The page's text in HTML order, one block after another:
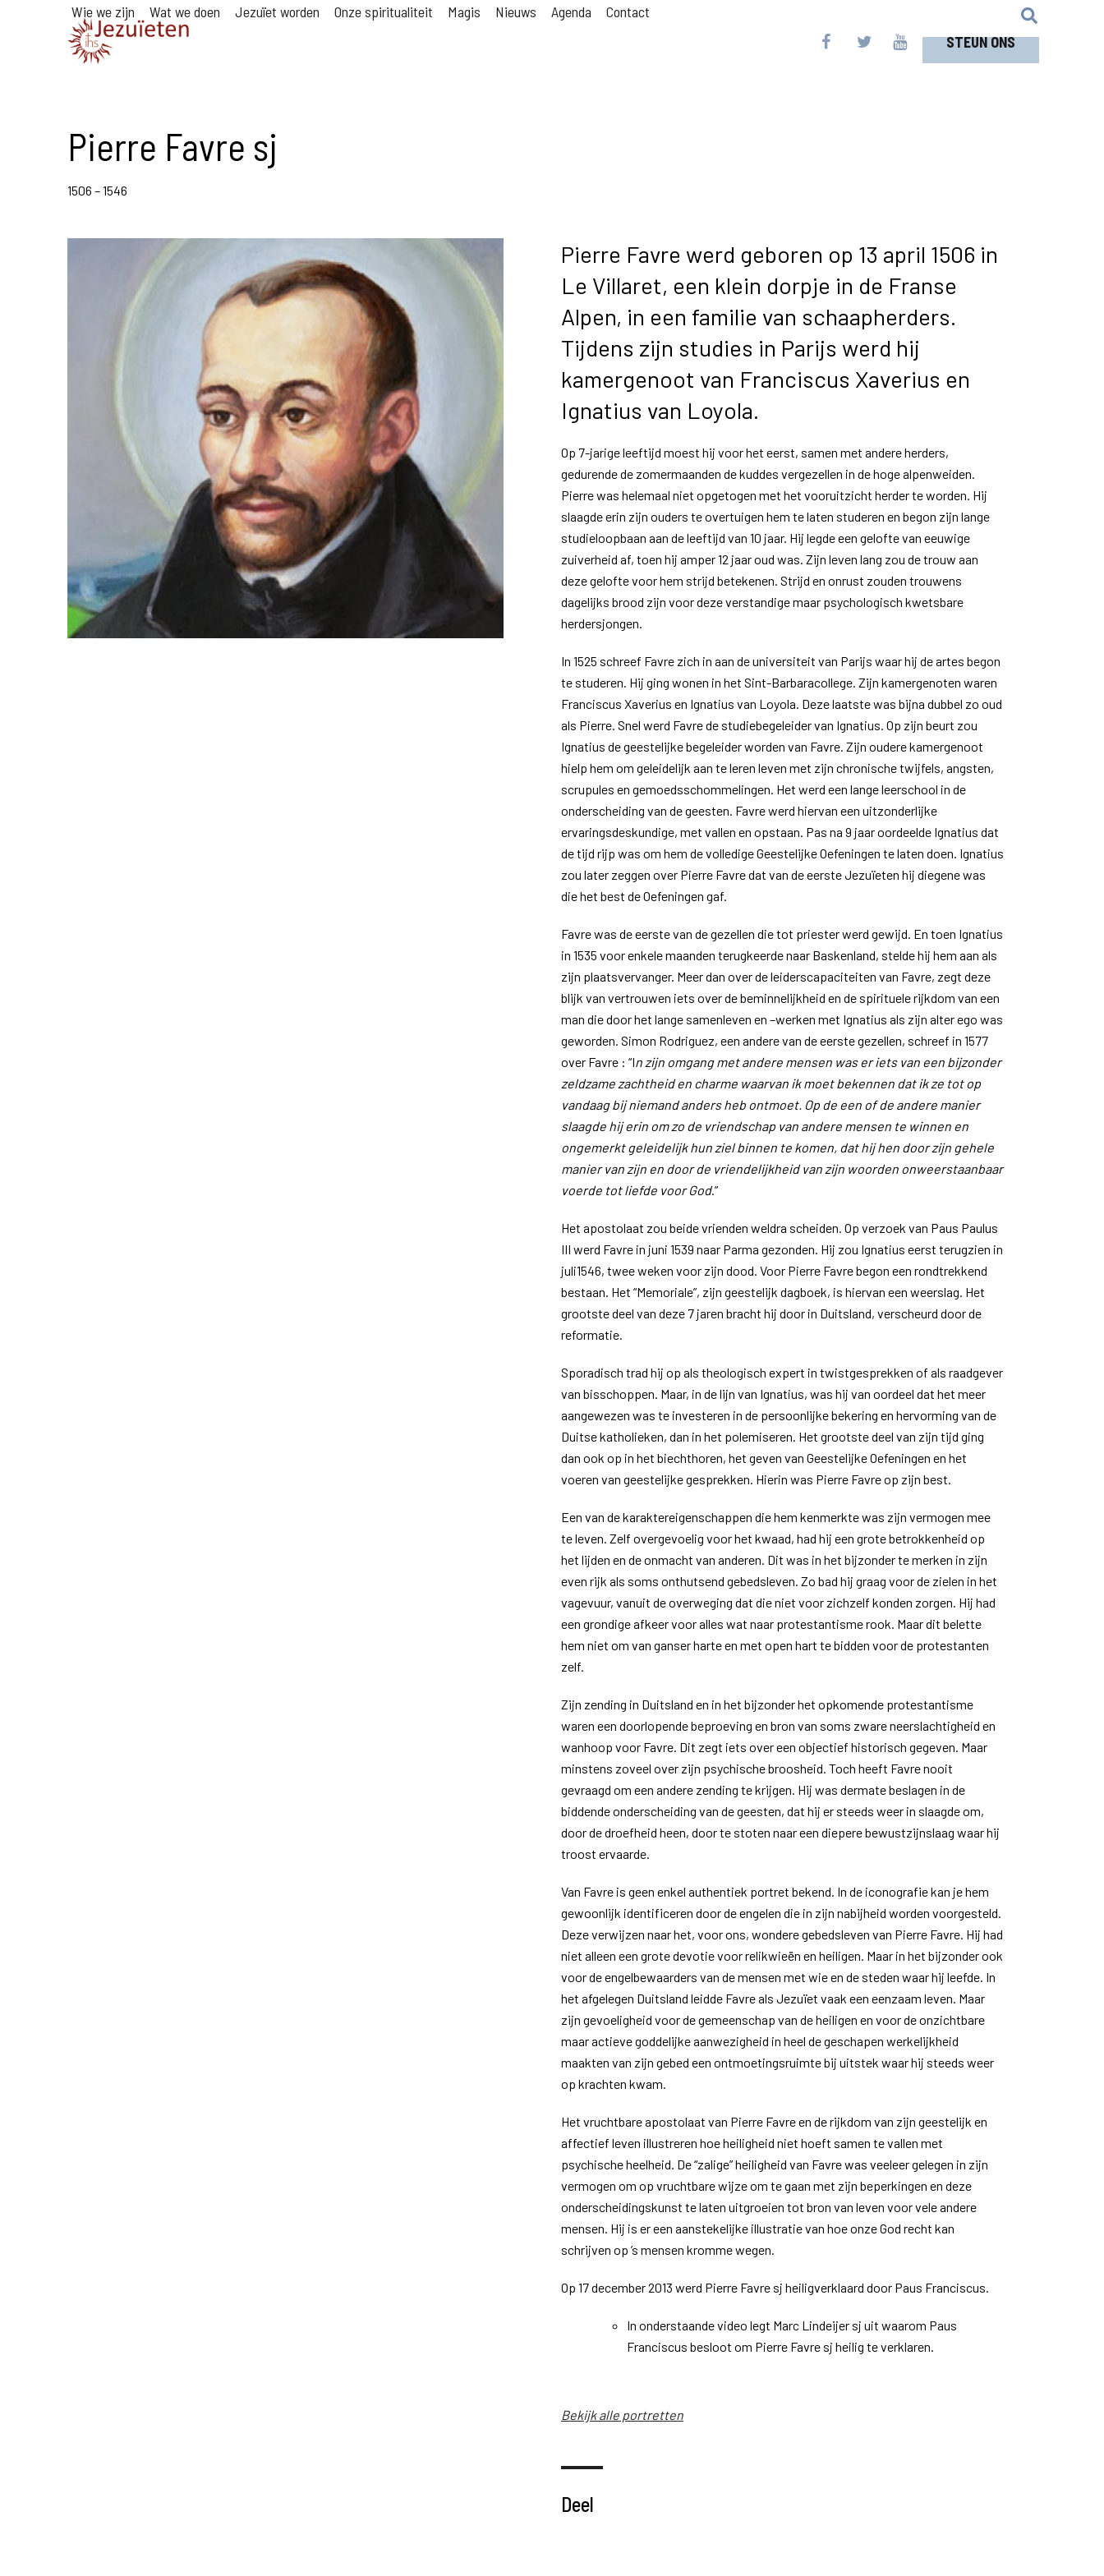
STEUN ONS
Wie we zijn Wat we doen Jezuïet worden Onze spiritualiteit Magis Nieuws Agenda Contact
Pierre Favre sj
1506 – 1546
Pierre Favre werd geboren op 13 april 1506 in
Le Villaret, een klein dorpje in de Franse
Alpen, in een familie van schaapherders.
Tijdens zijn studies in Parijs werd hij
kamergenoot van Franciscus Xaverius en
Ignatius van Loyola.
Op 7-jarige leeftijd moest hij voor het eerst, samen met andere herders,
gedurende de zomermaanden de kuddes vergezellen in de hoge alpenweiden.
Pierre was helemaal niet opgetogen met het vooruitzicht herder te worden. Hij
slaagde erin zijn ouders te overtuigen hem te laten studeren en begon zijn lange
studieloopbaan aan de leeftijd van 10 jaar. Hij legde een gelofte van eeuwige
zuiverheid af, toen hij amper 12 jaar oud was. Zijn leven lang zou de trouw aan
deze gelofte voor hem strijd betekenen. Strijd en onrust zouden trouwens
dagelijks brood zijn voor deze verstandige maar psychologisch kwetsbare
herdersjongen.
In 1525 schreef Favre zich in aan de universiteit van Parijs waar hij de artes begon
te studeren. Hij ging wonen in het Sint-Barbaracollege. Zijn kamergenoten waren
Franciscus Xaverius en Ignatius van Loyola. Deze laatste was bijna dubbel zo oud
als Pierre. Snel werd Favre de studiebegeleider van Ignatius. Op zijn beurt zou
Ignatius de geestelijke begeleider worden van Favre. Zijn oudere kamergenoot
hielp hem om geleidelijk aan te leren leven met zijn chronische twijfels, angsten,
scrupules en gemoedsschommelingen. Het werd een lange leerschool in de
onderscheiding van de geesten. Favre werd hiervan een uitzonderlijke
ervaringsdeskundige, met vallen en opstaan. Pas na 9 jaar oordeelde Ignatius dat
de tijd rijp was om hem de volledige Geestelijke Oefeningen te laten doen. Ignatius
zou later zeggen over Pierre Favre dat van de eerste Jezuïeten hij diegene was
die het best de Oefeningen gaf.
Favre was de eerste van de gezellen die tot priester werd gewijd. En toen Ignatius
in 1535 voor enkele maanden terugkeerde naar Baskenland, stelde hij hem aan als
zijn plaatsvervanger. Meer dan over de leiderscapaciteiten van Favre, zegt deze
blijk van vertrouwen iets over de beminnelijkheid en de spirituele rijkdom van een
man die door het lange samenleven en –werken met Ignatius als zijn alter ego was
geworden. Simon Rodriguez, een andere van de eerste gezellen, schreef in 1577
over Favre : “In zijn omgang met andere mensen was er iets van een bijzonder
zeldzame zachtheid en charme waarvan ik moet bekennen dat ik ze tot op
vandaag bij niemand anders heb ontmoet. Op de een of de andere manier
slaagde hij erin om zo de vriendschap van andere mensen te winnen en
ongemerkt geleidelijk hun ziel binnen te komen, dat hij hen door zijn gehele
manier van zijn en door de vriendelijkheid van zijn woorden onweerstaanbaar
voerde tot liefde voor God.”
Het apostolaat zou beide vrienden weldra scheiden. Op verzoek van Paus Paulus
III werd Favre in juni 1539 naar Parma gezonden. Hij zou Ignatius eerst terugzien in
juli1546, twee weken voor zijn dood. Voor Pierre Favre begon een rondtrekkend
bestaan. Het “Memoriale”, zijn geestelijk dagboek, is hiervan een weerslag. Het
grootste deel van deze 7 jaren bracht hij door in Duitsland, verscheurd door de
reformatie.
Sporadisch trad hij op als theologisch expert in twistgesprekken of als raadgever
van bisschoppen. Maar, in de lijn van Ignatius, was hij van oordeel dat het meer
aangewezen was te investeren in de persoonlijke bekering en hervorming van de
Duitse katholieken, dan in het polemiseren. Het grootste deel van zijn tijd ging
dan ook op in het biechthoren, het geven van Geestelijke Oefeningen en het
voeren van geestelijke gesprekken. Hierin was Pierre Favre op zijn best.
Een van de karaktereigenschappen die hem kenmerkte was zijn vermogen mee
te leven. Zelf overgevoelig voor het kwaad, had hij een grote betrokkenheid op
het lijden en de onmacht van anderen. Dit was in het bijzonder te merken in zijn
even rijk als soms onthutsend gebedsleven. Zo bad hij graag voor de zielen in het
vagevuur, vanuit de overweging dat die niet voor zichzelf konden zorgen. Hij had
een grondige afkeer voor alles wat naar protestantisme rook. Maar dit belette
hem niet om van ganser harte en met open hart te bidden voor de protestanten
zelf.
Zijn zending in Duitsland en in het bijzonder het opkomende protestantisme
waren een doorlopende beproeving en bron van soms zware neerslachtigheid en
wanhoop voor Favre. Dit zegt iets over een objectief historisch gegeven. Maar
minstens zoveel over zijn psychische broosheid. Toch heeft Favre nooit
gevraagd om een andere zending te krijgen. Hij was dermate beslagen in de
biddende onderscheiding van de geesten, dat hij er steeds weer in slaagde om,
door de droefheid heen, door te stoten naar een diepere bewustzijnslaag waar hij
troost ervaarde.
Van Favre is geen enkel authentiek portret bekend. In de iconografie kan je hem
gewoonlijk identificeren door de engelen die in zijn nabijheid worden voorgesteld.
Deze verwijzen naar het, voor ons, wondere gebedsleven van Pierre Favre. Hij had
niet alleen een grote devotie voor relikwieën en heiligen. Maar in het bijzonder ook
voor de engelbewaarders van de mensen met wie en de steden waar hij leefde. In
het afgelegen Duitsland leidde Favre als Jezuïet vaak een eenzaam leven. Maar
zijn gevoeligheid voor de gemeenschap van de heiligen en voor de onzichtbare
maar actieve goddelijke aanwezigheid in heel de geschapen werkelijkheid
maakten van zijn gebed een ontmoetingsruimte bij uitstek waar hij steeds weer
op krachten kwam.
Het vruchtbare apostolaat van Pierre Favre en de rijkdom van zijn geestelijk en
affectief leven illustreren hoe heiligheid niet hoeft samen te vallen met
psychische heelheid. De “zalige” heiligheid van Favre was veeleer gelegen in zijn
vermogen om op vruchtbare wijze om te gaan met zijn beperkingen en deze
onderscheidingskunst te laten uitgroeien tot bron van leven voor vele andere
mensen. Hij is er een aanstekelijke illustratie van hoe onze God recht kan
schrijven op ’s mensen kromme wegen.
Op 17 december 2013 werd Pierre Favre sj heiligverklaard door Paus Franciscus.
In onderstaande video legt Marc Lindeijer sj uit waarom Paus
Franciscus besloot om Pierre Favre sj heilig te verklaren.
Bekijk alle portretten
Deel